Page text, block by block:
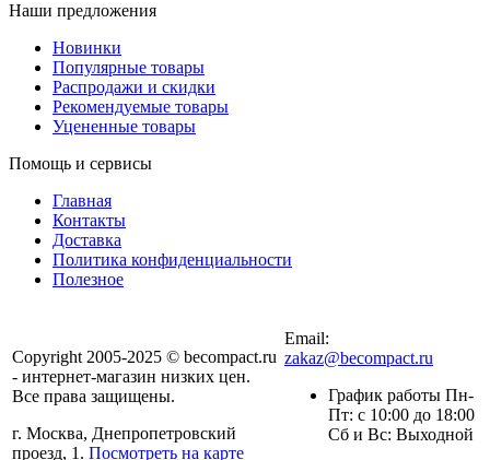
Наши предложения
Новинки
Популярные товары
Распродажи и скидки
Рекомендуемые товары
Уцененные товары
Помощь и сервисы
Главная
Контакты
Доставка
Политика конфиденциальности
Полезное
Copyright 2005-2025 © becompact.ru
- интернет-магазин низких цен.
Все права защищены.
г. Москва, Днепропетровский
проезд, 1. Посмотреть на карте
Email:
zakaz@becompact.ru
График работы Пн-
Пт: с 10:00 до 18:00
Cб и Вс: Выходной